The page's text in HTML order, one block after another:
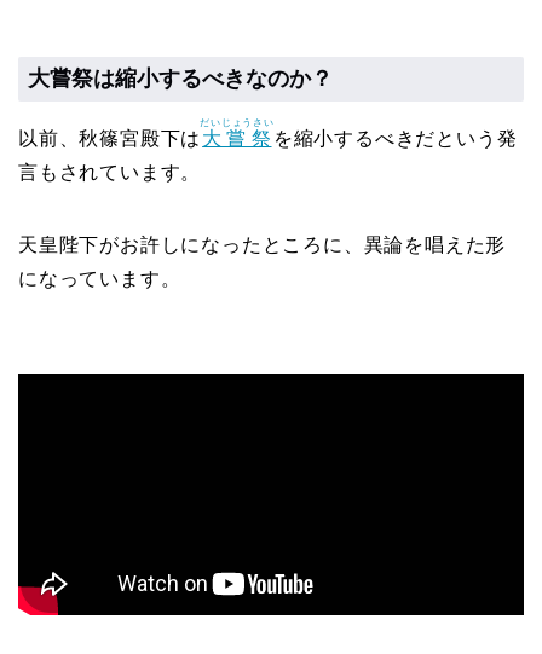
大嘗祭は縮小するべきなのか？
以前、秋篠宮殿下は 大嘗祭
だいじょうさい
を縮小するべきだという発
言もされています。
天皇陛下がお許しになったところに、異論を唱えた形
になっています。